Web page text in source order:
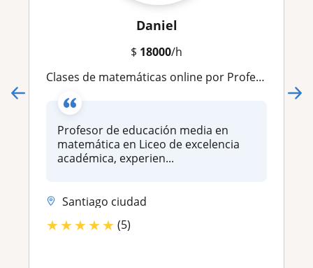
Daniel
$ 18000/h
Clases de matemáticas online por Profesor de Liceo Bicentenario líder en su región
Profesor de educación media en
matemática en Liceo de excelencia
académica, experien...
Santiago ciudad
★★★★★ (5)